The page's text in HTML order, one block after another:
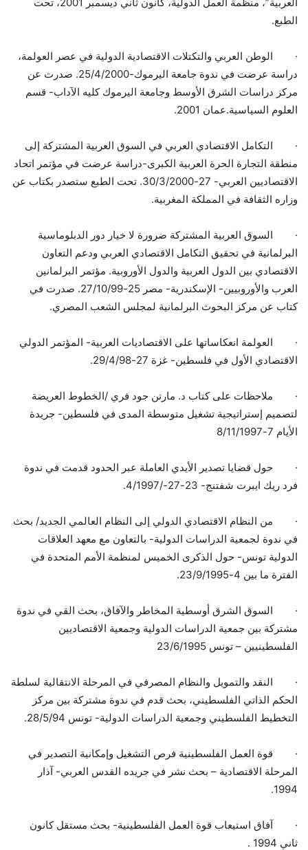
الطبع.
·
الوطن العربي والتكتلات الاقتصادية الدولية في عصر العولمة،
دراسة عرضت في ندوة جامعة اليرموك-25/4/2000. صدرت عن
مركز دراسات الشرق الأوسط وجامعة اليرموك كليه الآداب- قسم
العلوم السياسية.عمان 2001.
·
التكامل الاقتصادي العربي في السوق العربية المشتركة إلى
منطقة التجارة الحرة العربية الكبرى-دراسة عرضت في مؤتمر اتحاد
الاقتصاديين العربي- 27-30/3/2000. تحت الطبع ستصدر بكتاب عن
وزاره الثقافة في المملكة المغربية.
·
السوق العربية المشتركة ضرورة لا خيار دور الدبلوماسية
البرلمانية في تحقيق التكامل الاقتصادي العربي ودعم التعاون
الاقتصادي بين الدول العربية والدول الأوروبية. مؤتمر البرلمانين
العرب والأوروبيين- الإسكندرية- مصر 25-27/10/99. صدرت في
كتاب عن مركز البحوث البرلمانية لمجلس الشعب المصري.
·
العولمة انعكاساتها على الاقتصاديات العربية- المؤتمر الدولي
الاقتصادي الأول في فلسطين- غزة 27-29/4/98.
·
ملاحظات على كتاب د. مارتن جود فري /الخطوط العريضة
لتصميم إستراتيجية تشغيل متوسطة المدى في فلسطين- جريدة
الأيام 7-8/11/1997
·
حول قضايا تصدير الأيدي العاملة عبر الحدود قدمت في ندوة
فرد ريك ايبرت شفتنج- 23-27-/4/1997.
·
من النظام الاقتصادي الدولي إلى النظام العالمي الجديد/ بحث
في ندوة لجمعية الدراسات الدولية- بالتعاون مع معهد العلاقات
الدولية تونس- حول الذكرى الخميس لمنظمة الأمم المتحدة في
الفترة ما بين 4-23/9/1995.
·
السوق الشرق أوسطية المخاطر والآفاق، بحث القي في ندوة
مشتركة بين جمعية الدراسات الدولية وجمعية الاقتصاديين
الفلسطينيين – تونس 23/6/1995
·
النقد والتمويل والنظام المصرفي في المرحلة الانتقالية لسلطة
الحكم الذاتي الفلسطيني، بحث قدم في ندوة مشتركة بين مركز
التخطيط الفلسطيني وجمعية الدراسات الدولية- تونس 28/5/94.
·
قوة العمل الفلسطينية فرص التشغيل وإمكانية التصدير في
المرحلة الاقتصادية – بحث نشر في جريده القدس العربي- آذار
1994.
·
آفاق استيعاب قوة العمل الفلسطينية- بحث مستقل كانون
ثاني 1994 .